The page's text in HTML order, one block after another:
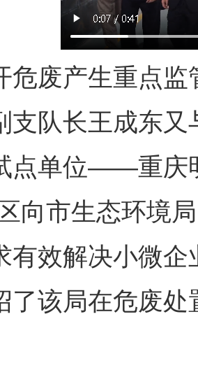
产生重点监
支队长王成东
点单位——重庆
向市生态环境
有效解决小微
了该局在危废处